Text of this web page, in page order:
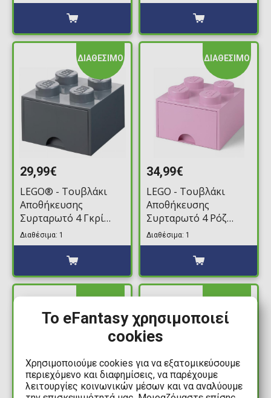
ΔΙΑΘΕΣΙΜΟ
29,99€
LEGO® - Τουβλάκι
Αποθήκευσης
Συρταρωτό 4 Γκρί
(25x25x18cm)
Διαθέσιμα: 1
ΔΙΑΘΕΣΙΜΟ
34,99€
LEGO - Τουβλάκι
Αποθήκευσης
Συρταρωτό 4 Ρόζ
(25x25x18cm)
Διαθέσιμα: 1
Το eFantasy χρησιμοποιεί
cookies
Χρησιμοποιούμε cookies για να εξατομικεύσουμε
περιεχόμενο και διαφημίσεις, να παρέχουμε
λειτουργίες κοινωνικών μέσων και να αναλύουμε